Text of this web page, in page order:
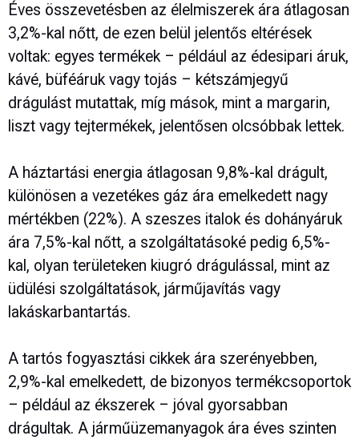
Éves összevetésben az élelmiszerek ára átlagosan
3,2%-kal nőtt, de ezen belül jelentős eltérések
voltak: egyes termékek – például az édesipari áruk,
kávé, büféáruk vagy tojás – kétszámjegyű
drágulást mutattak, míg mások, mint a margarin,
liszt vagy tejtermékek, jelentősen olcsóbbak lettek.
A háztartási energia átlagosan 9,8%-kal drágult,
különösen a vezetékes gáz ára emelkedett nagy
mértékben (22%). A szeszes italok és dohányáruk
ára 7,5%-kal nőtt, a szolgáltatásoké pedig 6,5%-
kal, olyan területeken kiugró drágulással, mint az
üdülési szolgáltatások, járműjavítás vagy
lakáskarbantartás.
A tartós fogyasztási cikkek ára szerényebben,
2,9%-kal emelkedett, de bizonyos termékcsoportok
– például az ékszerek – jóval gyorsabban
drágultak. A járműüzemanyagok ára éves szinten